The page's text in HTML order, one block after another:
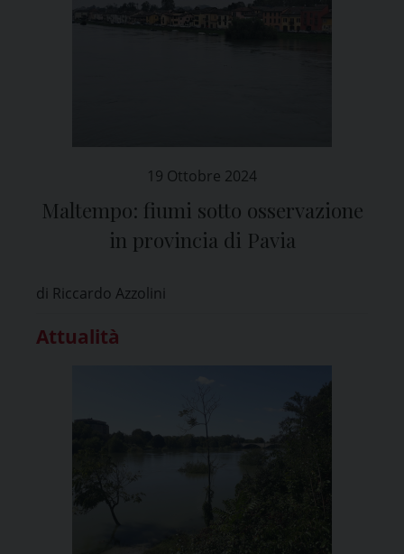
19 Ottobre 2024
Maltempo: fiumi sotto osservazione
in provincia di Pavia
di Riccardo Azzolini
Attualità